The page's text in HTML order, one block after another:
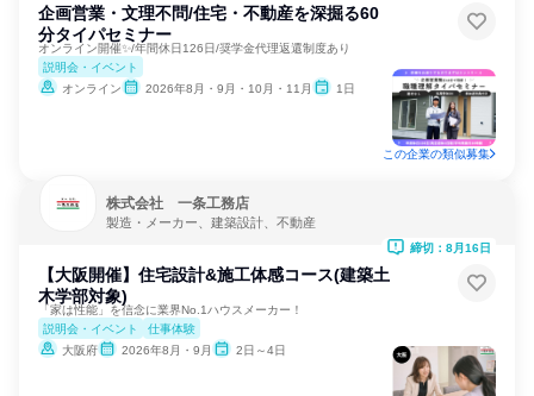
企画営業・文理不問/住宅・不動産を深掘る60
分タイパセミナー
オンライン開催✨/年間休日126日/奨学金代理返還制度あり
説明会・イベント
オンライン
2026年8月・9月・10月・11月 1日
この企業の類似募集
株式会社 一条工務店
製造・メーカー、建築設計、不動産
【大阪開催】住宅設計&施工体感コース(建築土
木学部対象)
「家は性能」を信念に業界No.1ハウスメーカー！
説明会・イベント
仕事体験
大阪府
2026年8月・9月 2日～4日
締切：8月16日